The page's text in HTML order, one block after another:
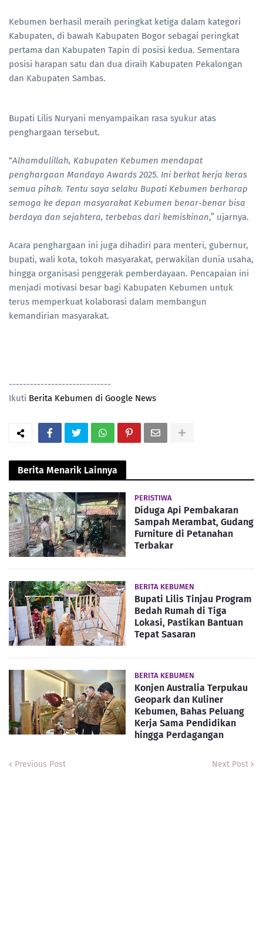
Kebumen berhasil meraih peringkat ketiga dalam kategori
Kabupaten, di bawah Kabupaten Bogor sebagai peringkat
pertama dan Kabupaten Tapin di posisi kedua. Sementara
posisi harapan satu dan dua diraih Kabupaten Pekalongan
dan Kabupaten Sambas.
Bupati Lilis Nuryani menyampaikan rasa syukur atas
penghargaan tersebut.
“Alhamdulillah, Kabupaten Kebumen mendapat
penghargaan Mandaya Awards 2025. Ini berkat kerja keras
semua pihak. Tentu saya selaku Bupati Kebumen berharap
semoga ke depan masyarakat Kebumen benar-benar bisa
berdaya dan sejahtera, terbebas dari kemiskinan,” ujarnya.
Acara penghargaan ini juga dihadiri para menteri, gubernur,
bupati, wali kota, tokoh masyarakat, perwakilan dunia usaha,
hingga organisasi penggerak pemberdayaan. Pencapaian ini
menjadi motivasi besar bagi Kabupaten Kebumen untuk
terus memperkuat kolaborasi dalam membangun
kemandirian masyarakat.
-----------------------------
Ikuti Berita Kebumen di Google News
Berita Menarik Lainnya
PERISTIWA
Diduga Api Pembakaran
Sampah Merambat, Gudang
Furniture di Petanahan
Terbakar
BERITA KEBUMEN
Bupati Lilis Tinjau Program
Bedah Rumah di Tiga
Lokasi, Pastikan Bantuan
Tepat Sasaran
BERITA KEBUMEN
Konjen Australia Terpukau
Geopark dan Kuliner
Kebumen, Bahas Peluang
Kerja Sama Pendidikan
hingga Perdagangan
Previous Post Next Post